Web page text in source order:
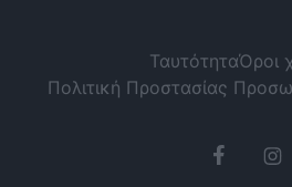
ΤαυτότηταΌροι
Πολιτική Προστασίας